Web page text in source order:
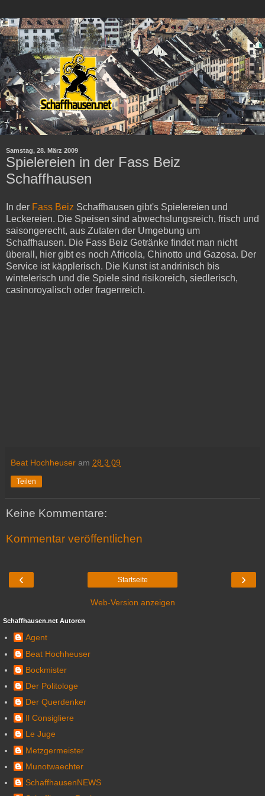
Samstag, 28. März 2009
Spielereien in der Fass Beiz
Schaffhausen
In der Fass Beiz Schaffhausen gibt's Spielereien und
Leckereien. Die Speisen sind abwechslungsreich, frisch und
saisongerecht, aus Zutaten der Umgebung um
Schaffhausen. Die Fass Beiz Getränke findet man nicht
überall, hier gibt es noch Africola, Chinotto und Gazosa. Der
Service ist käpplerisch. Die Kunst ist andrinisch bis
wintelerisch und die Spiele sind risikoreich, siedlerisch,
casinoroyalisch oder fragenreich.
Beat Hochheuser am 28.3.09
Teilen
Keine Kommentare:
Kommentar veröffentlichen
‹ ›
Startseite
Web-Version anzeigen
Schaffhausen.net Autoren
Agent
Beat Hochheuser
Bockmister
Der Politologe
Der Querdenker
Il Consigliere
Le Juge
Metzgermeister
Munotwaechter
SchaffhausenNEWS